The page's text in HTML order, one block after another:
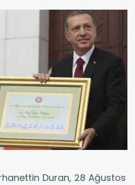
Duran, 28 Ağustos